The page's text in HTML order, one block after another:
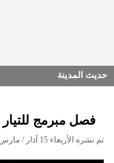
حديث المدينة
فصل مبرمج للتيار
تم نشره الأربعاء 15 آذار / مارس 2023 03:22 مساءً